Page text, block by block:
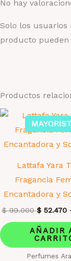
No hay
Solo los usuarios
producto
Productos
Lattafa Yara
Fragancia
Encantadora y
$99.000 $52.470
AÑADIR
Perfumes